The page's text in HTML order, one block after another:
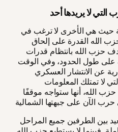
التي لا يريدها أحد
حيث هي الأخرى لا ترغب في
الله القدرة على إلحاق
استهدف حزب الله بانتظام قدرات
على طول الحدود، وفي الوقت
عن الانتشار العسكري
لا تمتلك المعلومات
الله، أنها ستواجه موقفًا
بين الطرفين جميع المراحل